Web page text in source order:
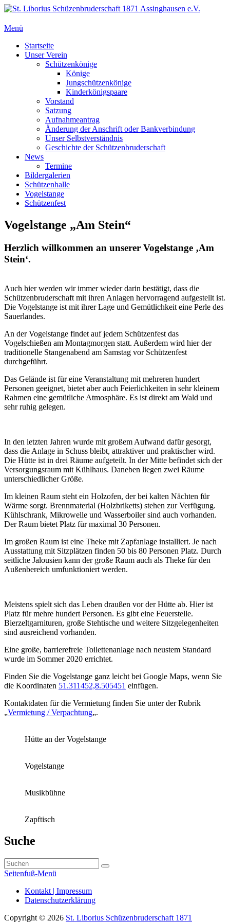
Zum
springen
St. Liborius Schüzenbruderschaft 1871 Assinghausen e.V.
Menü
Primäres
Menü
Startseite
Unser Verein
Schützenkönige
Könige
Jungschützenkönige
Kinderkönigspaare
Vorstand
Satzung
Aufnahmeantrag
Änderung der Anschrift oder Bankverbindung
Unser Selbstverständnis
Geschichte der Schützenbruderschaft
News
Termine
Bildergalerien
Schützenhalle
Vogelstange
Schützenfest
Vogelstange „Am Stein“
Herzlich willkommen an unserer Vogelstange ‚Am
Stein‘.
Auch hier werden wir immer wieder darin bestätigt, dass die
Schützenbruderschaft mit ihren Anlagen hervorragend aufgestellt ist.
Die Vogelstange ist mit ihrer Lage und Gemütlichkeit eine Perle des
Sauerlandes.
An der Vogelstange findet auf jedem Schützenfest das
Vogelschießen am Montagmorgen statt. Außerdem wird hier der
traditionelle Stangenabend am Samstag vor Schützenfest
durchgeführt.
Das Gelände ist für eine Veranstaltung mit mehreren hundert
Personen geeignet, bietet aber auch Feierlichkeiten in sehr kleinem
Rahmen eine gemütliche Atmosphäre. Es ist direkt am Wald und
sehr ruhig gelegen.
In den letzten Jahren wurde mit großem Aufwand dafür gesorgt,
dass die Anlage in Schuss bleibt, attraktiver und praktischer wird.
Die Hütte ist in drei Räume aufgeteilt. In der Mitte befindet sich der
Versorgungsraum mit Kühlhaus. Daneben liegen zwei Räume
unterschiedlicher Größe.
Im kleinen Raum steht ein Holzofen, der bei kalten Nächten für
Wärme sorgt. Brennmaterial (Holzbriketts) stehen zur Verfügung.
Kühlschrank, Mikrowelle und Wasserboiler sind auch vorhanden.
Der Raum bietet Platz für maximal 30 Personen.
Im großen Raum ist eine Theke mit Zapfanlage installiert. Je nach
Ausstattung mit Sitzplätzen finden 50 bis 80 Personen Platz. Durch
seitliche Jalousien kann der große Raum auch als Theke für den
Außenbereich umfunktioniert werden.
Meistens spielt sich das Leben draußen vor der Hütte ab. Hier ist
Platz für mehre hundert Personen. Es gibt eine Feuerstelle.
Bierzeltgarnituren, große Stehtische und weitere Sitzgelegenheiten
sind ausreichend vorhanden.
Eine große, barrierefreie Toilettenanlage nach neustem Standard
wurde im Sommer 2020 errichtet.
Finden Sie die Vogelstange ganz leicht bei Google Maps, wenn Sie
die Koordinaten 51.311452,8.505451 einfügen.
Kontaktdaten für die Vermietung finden Sie unter der Rubrik
„Vermietung / Verpachtung„.
Hütte an der Vogelstange
Vogelstange
Musikbühne
Zapftisch
Primärer
Widgetbereich
Suche
Suchen
nach:
Suchen
Seitenfuß-Menü
Seitenfuß-
Menü
Kontakt | Impressum
Datenschutzerklärung
Copyright © 2026 St. Liborius Schüzenbruderschaft 1871